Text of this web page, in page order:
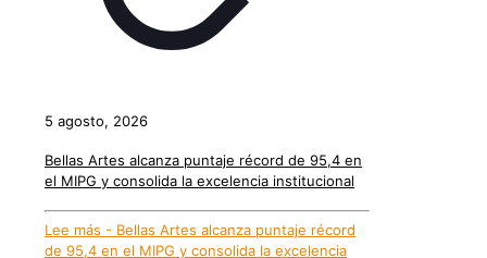
5 agosto, 2026
Bellas Artes alcanza puntaje récord de 95,4 en
el MIPG y consolida la excelencia institucional
Lee más - Bellas Artes alcanza puntaje récord
de 95,4 en el MIPG y consolida la excelencia